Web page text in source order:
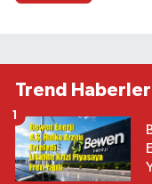
Trend Haberler
1